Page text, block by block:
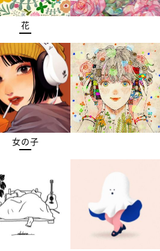
花
女の子